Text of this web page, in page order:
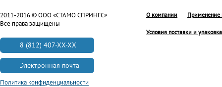
О компании Применение
Условия поставки и упаковка
2011-2016 © ООО «СТАМО СПРИНГС»
Все права защищены
8 (812) 407-XX-XX
Электронная почта
Политика конфиденциальности